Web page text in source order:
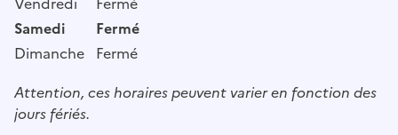
Samedi
Fermé
Dimanche Fermé
Attention, ces horaires peuvent varier en fonction des
jours fériés.